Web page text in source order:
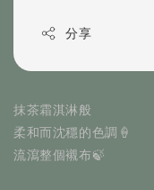
分享
抹茶霜淇淋般
柔和而沈穩的色調🍦
流瀉整個襯布🍃